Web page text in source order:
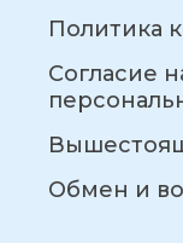
Политика
Согласие
Обмен и